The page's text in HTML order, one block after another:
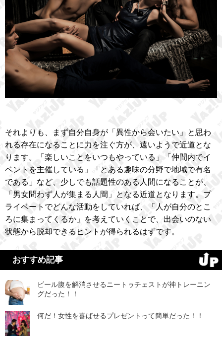
それよりも、まず自分自身が「異性から会いたい」と思わ
れる存在になることに力を注ぐ方が、遠いようで近道とな
ります。「楽しいことをいつもやっている」「仲間内でイ
ベントを主催している」「とある趣味の分野で地域で有名
である」など、少しでも話題性のある人間になることが、
「男女問わず人が集まる人間」となる近道となります。プ
ライベートでどんな活動をしていれば、「人が自分のとこ
ろに集まってくるか」を考えていくことで、出会いのない
状態から脱却できるヒントが得られるはずです。
おすすめ記事
ビール腹を解消させるニートゥチェストが神トレーニン
グだった！！
何だ！女性を喜ばせるプレゼントって簡単だった！！